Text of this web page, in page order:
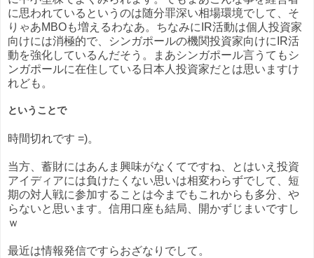
に思われているというのは随分罪深い相場環境でして、そ
りゃあMBOも増えるわなあ。ちなみにIR活動は個人投資家
向けには消極的で、シンガポールの機関投資家向けにIR活
動を強化しているんだそう。まあシンガポール言うてもシ
ンガポールに在住している日本人投資家だとは思いますけ
れども。
ということで
時間切れです =)。
当方、蓄財にはあんま興味がなくてですね、とはいえ投資
アイディアには負けたくない思いは相変わらずでして、短
期の対人戦に参加することは今までもこれからも多分、や
らないと思います。信用口座も結局、開かずじまいですし
ｗ
最近は情報発信ですらおざなりでして。